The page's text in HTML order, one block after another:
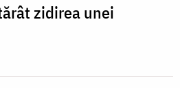
zidirea unei